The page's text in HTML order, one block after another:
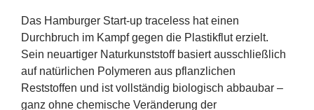
Das Hamburger Start-up traceless hat einen
Durchbruch im Kampf gegen die Plastikflut erzielt.
Sein neuartiger Naturkunststoff basiert ausschließlich
auf natürlichen Polymeren aus pflanzlichen
Reststoffen und ist vollständig biologisch abbaubar –
ganz ohne chemische Veränderung der